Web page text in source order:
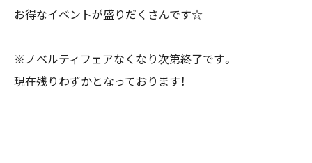
お得なイベントが盛りだくさんです☆
※ノベルティフェアなくなり次第終了です。
現在残りわずかとなっております！